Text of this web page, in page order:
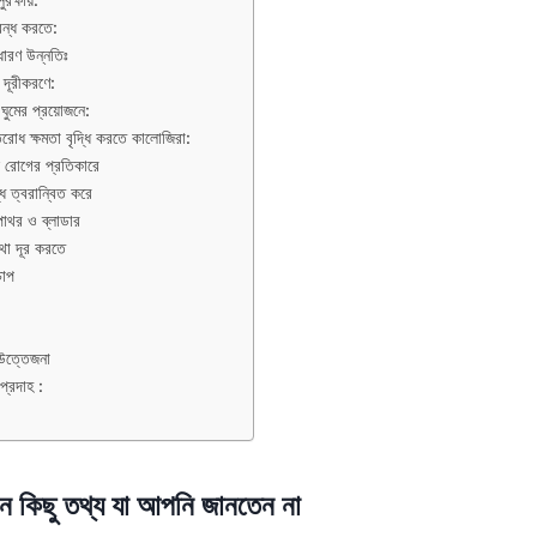
করতে:
উন্নতিঃ
প্রয়োজনে:
ক্ষমতা বৃদ্ধি করতে কালোজিরা:
প্রতিকারে
ত্বরান্বিত করে
ও ব্লাডার
দূর করতে
:
কিছু তথ্য যা আপনি জানতেন না